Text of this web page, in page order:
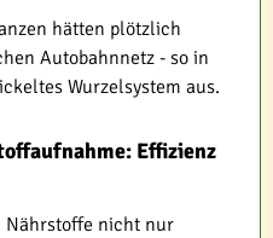
hätten plötzlich
Autobahnnetz - so in
Wurzelsystem aus.
Effizienz
Nährstoffe nicht nur